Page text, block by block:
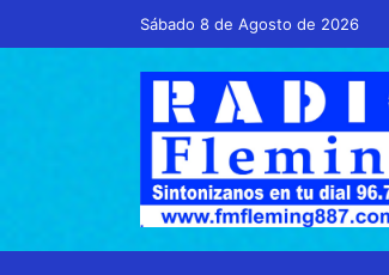
Sábado 8 de Agosto de 2026
Hoy es Sábado 8 de